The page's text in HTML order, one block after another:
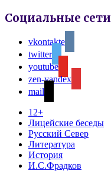
Социальные сети
vkontakte
twitter
youtube
zen-yandex
mail
12+
Лицейские беседы
Русский Север
Литература
История
И.С.Фрадков